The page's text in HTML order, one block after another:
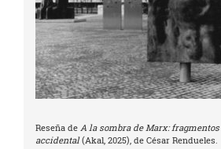
Reseña de A la sombra de Marx:
accidental(Akal, 2025), de César Rendueles.